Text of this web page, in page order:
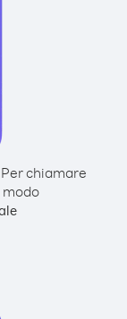
Per chiamare
modo